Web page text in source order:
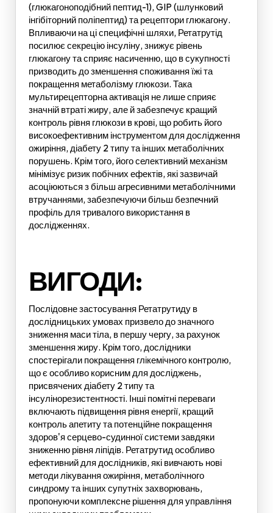
(глюкагоноподібний пептид-1), GIP (шлунковий
інгібіторний поліпептид) та рецептори глюкагону.
Впливаючи на ці специфічні шляхи, Ретатрутід
посилює секрецію інсуліну, знижує рівень
глюкагону та сприяє насиченню, що в сукупності
призводить до зменшення споживання їжі та
покращення метаболізму глюкози. Така
мультирецепторна активація не лише сприяє
значній втраті жиру, але й забезпечує кращий
контроль рівня глюкози в крові, що робить його
високоефективним інструментом для дослідження
ожиріння, діабету 2 типу та інших метаболічних
порушень. Крім того, його селективний механізм
мінімізує ризик побічних ефектів, які зазвичай
асоціюються з більш агресивними метаболічними
втручаннями, забезпечуючи більш безпечний
профіль для тривалого використання в
дослідженнях.
ВИГОДИ:
Послідовне застосування Ретатрутиду в
дослідницьких умовах призвело до значного
зниження маси тіла, в першу чергу, за рахунок
зменшення жиру. Крім того, дослідники
спостерігали покращення глікемічного контролю,
що є особливо корисним для досліджень,
присвячених діабету 2 типу та
інсулінорезистентності. Інші помітні переваги
включають підвищення рівня енергії, кращий
контроль апетиту та потенційне покращення
здоров'я серцево-судинної системи завдяки
зниженню рівня ліпідів. Ретатрутид особливо
ефективний для дослідників, які вивчають нові
методи лікування ожиріння, метаболічного
синдрому та інших супутніх захворювань,
пропонуючи комплексне рішення для управління